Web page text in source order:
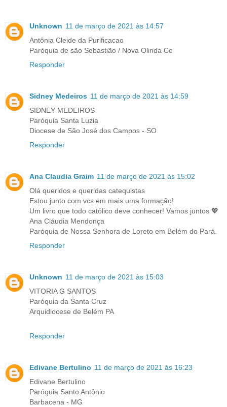
Unknown 11 de março de 2021 às 14:57
Antônia Cleide da Purificacao
Paróquia de são Sebastião / Nova Olinda Ce
Responder
Sidney Medeiros 11 de março de 2021 às 14:59
SIDNEY MEDEIROS
Paróquia Santa Luzia
Diocese de São José dos Campos - SO
Responder
Ana Claudia Graim 11 de março de 2021 às 15:02
Olá queridos e queridas catequistas
Estou junto com vcs em mais uma formação!
Um livro que todo católico deve conhecer! Vamos juntos 💖
Ana Cláudia Mendonça
Paróquia de Nossa Senhora de Loreto em Belém do Pará.
Responder
Unknown 11 de março de 2021 às 15:03
VITORIA G SANTOS
Paróquia da Santa Cruz
Arquidiocese de Belém PA
Responder
Edivane Bertulino 11 de março de 2021 às 16:23
Edivane Bertulino
Paróquia Santo Antônio
Barbacena - MG